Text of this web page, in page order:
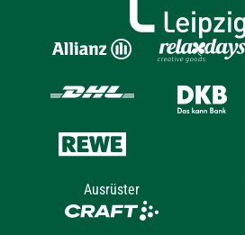
Ausrüster